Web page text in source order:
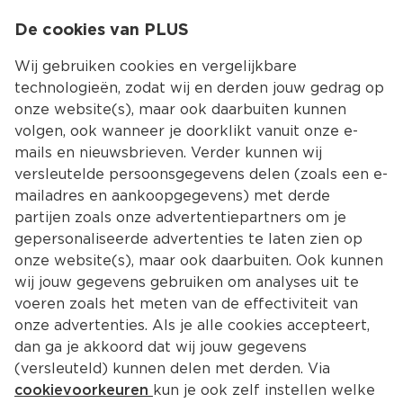
Kies jouw
Terug Producten
De cookies van PLUS
Wij gebruiken cookies en vergelijkbare
technologieën, zodat wij en derden jouw gedrag op
onze website(s), maar ook daarbuiten kunnen
volgen, ook wanneer je doorklikt vanuit onze e-
mails en nieuwsbrieven. Verder kunnen wij
versleutelde persoonsgegevens delen (zoals een e-
mailadres en aankoopgegevens) met derde
partijen zoals onze advertentiepartners om je
gepersonaliseerde advertenties te laten zien op
onze website(s), maar ook daarbuiten. Ook kunnen
wij jouw gegevens gebruiken om analyses uit te
voeren zoals het meten van de effectiviteit van
onze advertenties. Als je alle cookies accepteert,
dan ga je akkoord dat wij jouw gegevens
(versleuteld) kunnen delen met derden. Via
cookievoorkeuren kun je ook zelf instellen welke